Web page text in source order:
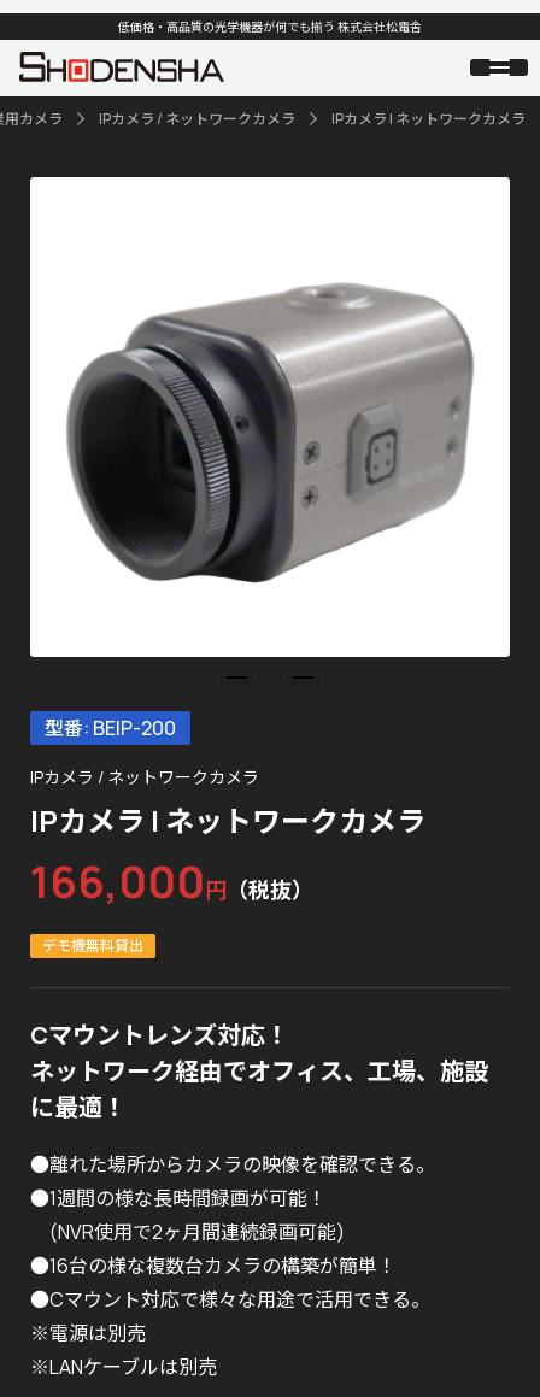
低価格・高品質の光学機器が何でも揃う 株式会社松電舎
用カメラ IPカメラ / ネットワークカメラ IPカメラ | ネットワークカメラ
型番: BEIP-200
IPカメラ / ネットワークカメラ
IPカメラ | ネットワークカメラ
166,000円 （税抜）
デモ機無料貸出
Cマウントレンズ対応！
ネットワーク経由でオフィス、工場、施設
に最適！
●離れた場所からカメラの映像を確認できる。
●1週間の様な長時間録画が可能！
(NVR使用で2ヶ月間連続録画可能)
●16台の様な複数台カメラの構築が簡単！
●Cマウント対応で様々な用途で活用できる。
※電源は別売
※LANケーブルは別売